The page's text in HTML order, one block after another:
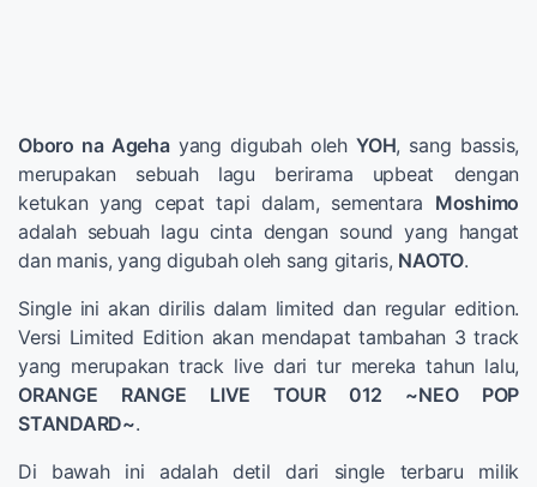
Oboro na Agehayang digubah olehYOH, sang bassis,
merupakan sebuah lagu berirama upbeat dengan
ketukan yang cepat tapi dalam, sementara Moshimo
adalah sebuah lagu cinta dengan sound yang hangat
dan manis, yang digubah oleh sang gitaris, NAOTO.
Single ini akan dirilis dalam limited dan regular edition.
Versi Limited Edition akan mendapat tambahan 3 track
yang merupakan track live dari tur mereka tahun lalu,
ORANGE RANGE LIVE TOUR 012 ~NEO POP
STANDARD~.
Di bawah ini adalah detil dari single terbaru milik